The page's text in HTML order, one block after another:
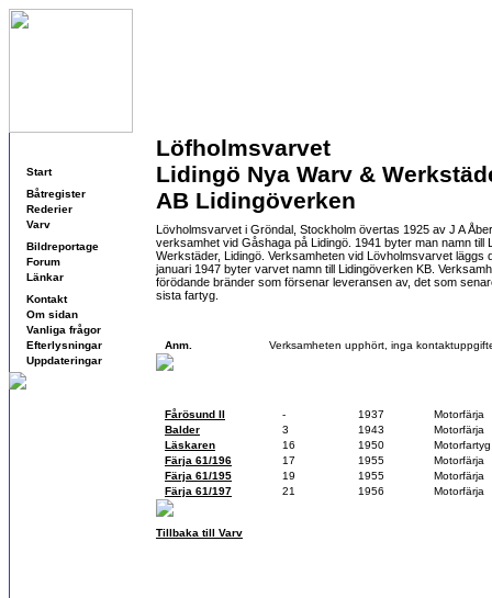
Start
Båtregister
Rederier
Varv
Bildreportage
Forum
Länkar
Kontakt
Om sidan
Vanliga frågor
Efterlysningar
Uppdateringar
Löfholmsvarvet
Lidingö Nya Warv &
AB Lidingöverken
Lövholmsvarvet i Gröndal, Stockholm övertas 1925 av J A
verksamhet vid Gåshaga på Lidingö. 1941 byter man namn till
Werkstäder, Lidingö. Verksamheten vid Lövholmsvarvet läggs
januari 1947 byter varvet namn till Lidingöverken KB.
förödande bränder som försenar leveransen av, det som
sista fartyg.
Anm.
Verksamheten upphört, inga
Fårösund II
- 1937
Motorfärja
Balder
3 1943
Motorfärja
Läskaren
16 1950
Motorfartyg
Färja 61/196
17 1955
Motorfärja
Färja 61/195
19 1955
Motorfärja
Färja 61/197
21 1956 Motorfärja
Tillbaka till Varv